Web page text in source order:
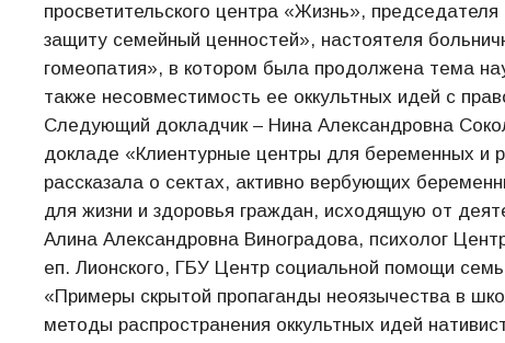
просветительского центра «Жизнь»,
защиту семейный ценностей», настоятеля
гомеопатия», в котором была продолжена тема
также несовместимость ее оккультных идей с
Следующий докладчик – Нина Александровна
докладе «Клиентурные центры для беременных и
рассказала о сектах, активно вербующих
для жизни и здоровья граждан, исходящую от
Алина Александровна Виноградова, психолог
еп. Лионского, ГБУ Центр социальной помощи
«Примеры скрытой пропаганды неоязычества в
методы распространения оккультных идей